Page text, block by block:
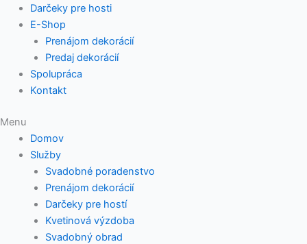
Darčeky pre hosti
E-Shop
Prenájom dekorácií
Predaj dekorácií
Spolupráca
Kontakt
Menu
Domov
Služby
Svadobné poradenstvo
Prenájom dekorácií
Darčeky pre hostí
Kvetinová výzdoba
Svadobný obrad